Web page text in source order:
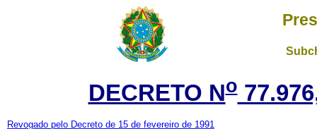
DECRETO No
Revogado pelo Decreto de 15 de fevereiro de 1991